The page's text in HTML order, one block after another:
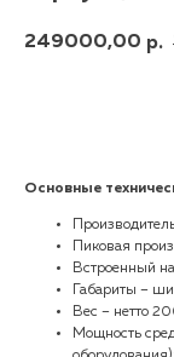
249000,00 р.
Основные
Пиковая
Встроенный
Габариты –
Вес – нетто
Мощность